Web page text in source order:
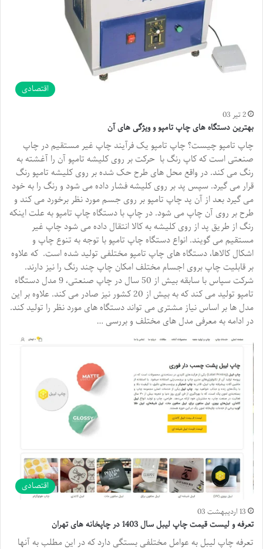
اقتصادی
2 تیر 03
بهترین دستگاه های چاپ تامپو و ویژگی های آن
چاپ تامپو چیست؟ چاپ تامپو یک فرآیند چاپ غیر مستقیم در چاپ
صنعتی است که کاپ رنگ با حرکت بر روی کلیشه تامپو آن را آغشته به
رنگ می کند. در واقع محل های طرح حک شده بر روی کلیشه تامپو رنگ
قرار می گیرد. سپس پد بر روی کلیشه فشار داده می شود و رنگ را به خود
می گیرد بعد از آن پد چاپ تامپو بر روی جسم مورد نظر برخورد می کند و
طرح بر روی آن چاپ می شود. در چاپ با دستگاه چاپ تامپو به علت اینکه
رنگ از طریق پد از روی کلیشه به کالا انتقال داده می شود چاپ غیر
مستقیم می گویند. انواع دستگاه چاپ تامپو با توجه به تنوع چاپ و
اشکال کالاها، دستگاه های چاپ تامپو مختلفی تولید شده است. که علاوه
بر قابلیت چاپ بروی اجسام مختلف امکان چاپ چند رنگ را نیز دارند.
شرکت سپاس با سابقه بیش از 50 سال در چاپ صنعتی، 9 مدل دستگاه
تامپو تولید می کند که به بیش از 20 کشور نیز صادر می کند. علاوه بر این
مدل ها بر اساس نیاز مشتری می تواند دستگاه های مورد نظر را تولید کند.
در ادامه به معرفی مدل های مختلف و بررسی …
اقتصادی
13 اردیبهشت 03
تعرفه و لیست قیمت چاپ لیبل سال 1403 در چاپخانه های تهران
تعرفه چاپ لیبل به عوامل مختلفی بستگی دارد که در این مطلب به آنها